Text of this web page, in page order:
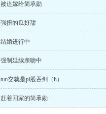
被迫嫁给简承勋
强扭的瓜好甜
结婚进行中
强制延续亲吻中
tun交就是pi股吞剑（h）
赶着回家的简承勋